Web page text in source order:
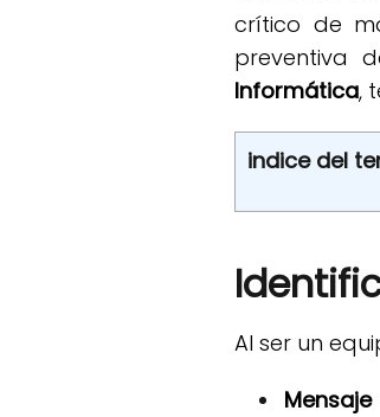
crítico de
preventiva
Informática,
indice del
Al ser un